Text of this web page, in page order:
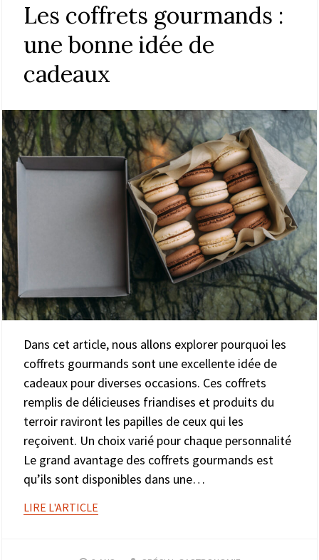
Les coffrets gourmands :
une bonne idée de
cadeaux
Dans cet article, nous allons explorer pourquoi les
coffrets gourmands sont une excellente idée de
cadeaux pour diverses occasions. Ces coffrets
remplis de délicieuses friandises et produits du
terroir raviront les papilles de ceux qui les
reçoivent. Un choix varié pour chaque personnalité
Le grand avantage des coffrets gourmands est
qu’ils sont disponibles dans une…
LIRE L'ARTICLE